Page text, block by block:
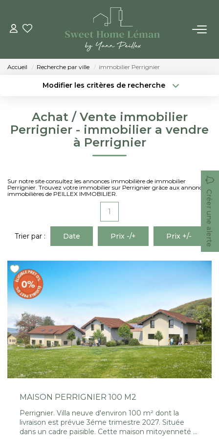
ACHETER
VENDRE
Qui Sommes-Nous
Notre Équipe
Nous Rejoindre
Accueil Recherche par ville immobilier Perrignier
Modifier les critères de recherche
Surface min Budget max
Plus de critères Créer une alerte
Achat / Vente immobilier
Perrignier - immobilier a vendre
à Perrignier
Sur notre site consultez les annonces immobilière de immobilier
Perrignier. Trouvez votre immobilier sur Perrignier grâce aux annonces
immobilières de PEILLEX IMMOBILIER.
Créer une alerte
1
Trier par : Date Prix -/+ Prix +/-
MAISON PERRIGNIER 100 M2
Perrignier. Villa neuve d'environ 100 m² dont la
livraison est prévue 3éme trimestre 2027. Située
dans un cadre paisible. Cette maison mitoyenneté 4